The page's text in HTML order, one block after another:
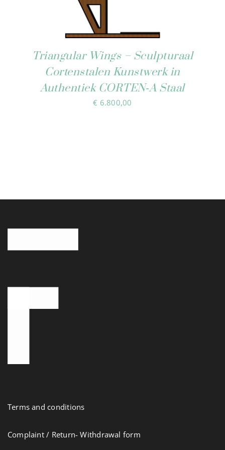
Triangular Wings – Sculpturaal
Cortenstalen Kunstwerk in
Authentiek CORTEN‑A Staal
€ 6.800,00
Terms and conditions
Complaint / Return- Withdrawal form